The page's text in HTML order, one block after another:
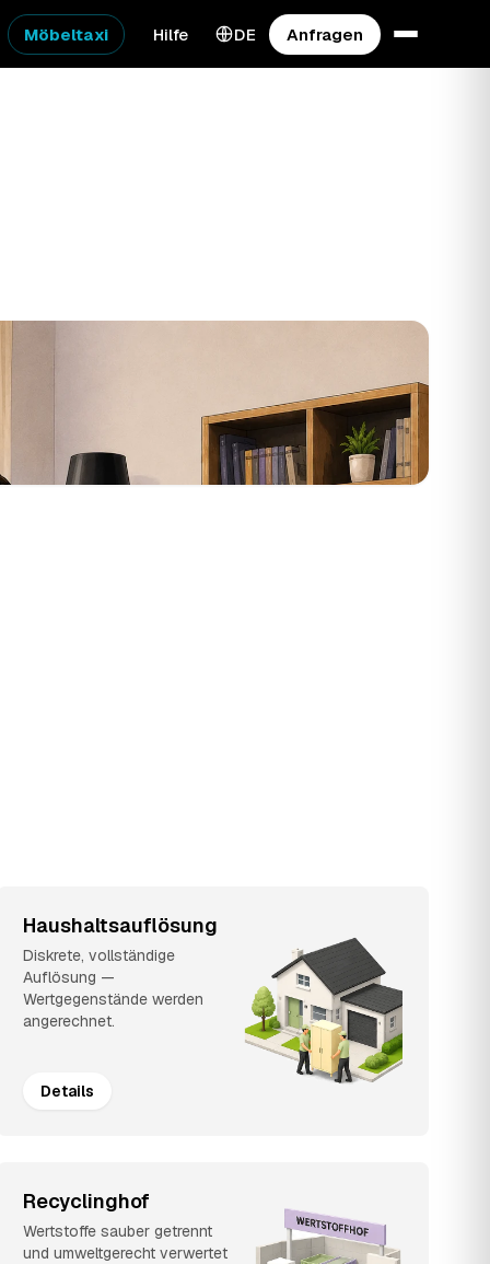
Möbeltaxi Hilfe DE Anfragen
Haushaltsauflösung
Diskrete, vollständige
Auflösung —
Wertgegenstände werden
angerechnet.
Details
Recyclinghof
Wertstoffe sauber getrennt
und umweltgerecht verwertet